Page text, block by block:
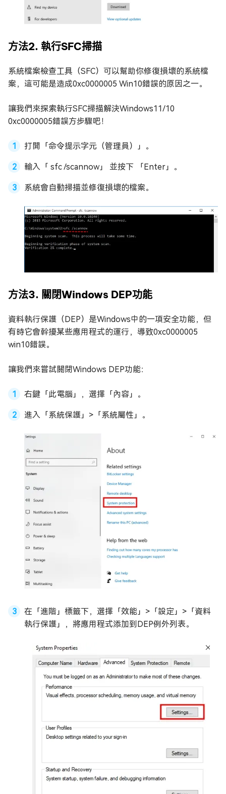
方法2. 執行SFC掃描
系統檔案檢查工具（SFC）可以幫助你修復損壞的系統檔
案，這可能是造成0xc0000005 Win10錯誤的原因之一。
讓我們來探索執行SFC掃描解決Windows11/10
0xc0000005錯誤方步驟吧！
打開「命令提示字元（管理員）」。
輸入「 sfc /scannow」 並按下 「Enter」。
系統會自動掃描並修復損壞的檔案。
方法3. 關閉Windows DEP功能
資料執行保護（DEP）是Windows中的一項安全功能，但
有時它會幹擾某些應用程式的運行，導致0xc0000005
win10錯誤。
讓我們來嘗試關閉Windows DEP功能：
右鍵「此電腦」，選擇「內容」。
進入「系統保護」>「系統屬性」。
在「進階」標籤下，選擇「效能」>「設定」>「資料
執行保護」，將應用程式添加到DEP例外列表。